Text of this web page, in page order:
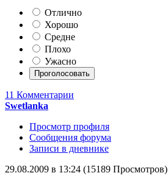
Отлично
Хорошо
Средне
Плохо
Ужасно
11 Комментарии
Swetlanka
Просмотр профиля
Сообщения форума
Записи в дневнике
29.08.2009 в 13:24 (15189 Просмотров)